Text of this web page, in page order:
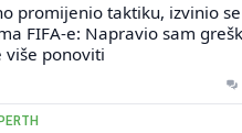
promijenio taktiku, izvinio se
FIFA-e: Napravio sam
više ponoviti